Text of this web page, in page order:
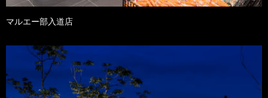
マルエー部入道店